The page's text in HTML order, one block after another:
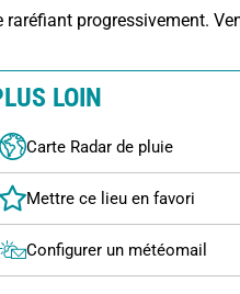
raréfiant progressivement.
LOIN
Carte Radar de pluie
Configurer un météomail